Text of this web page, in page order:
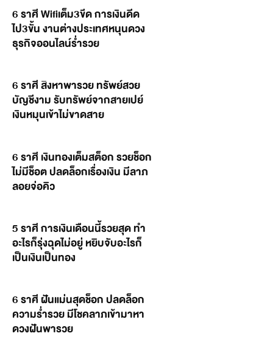
6 ราศี Wifiเต็ม3ขีด การเงินดีด
ไป3ขั้น งานต่างประเทศหนุนดวง
ธุรกิจออนไลน์ร่ำรวย
6 ราศี สิงหาพารวย ทรัพย์สวย
บัญชีงาม รับทรัพย์จากสายเปย์
เงินหมุนเข้าไม่ขาดสาย
6 ราศี เงินทองเต็มสต็อก รวยช็อก
ไม่มีช็อต ปลดล็อกเรื่องเงิน มีลาภ
ลอยจ่อคิว
5 ราศี การเงินเดือนนี้รวยสุด ทำ
อะไรก็รุ่งฉุดไม่อยู่ หยิบจับอะไรก็
เป็นเงินเป็นทอง
6 ราศี ฝันแม่นสุดช็อก ปลดล็อก
ความร่ำรวย มีโชคลาภเข้ามาหา
ดวงฝันพารวย